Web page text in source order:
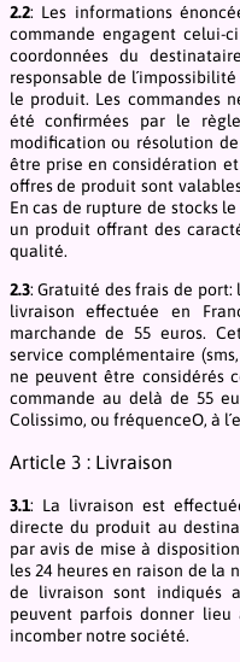
2.2: Les informations
commande engagent celui-
coordonnées du
responsable de
le produit. Les commandes
été confirmées par le
modification ou résolution
être prise en considération
offres de produit sont
En cas de rupture de stocks
un produit offrant des
qualité.
2.3: Gratuité des frais de
livraison effectuée en
marchande de 55 euros.
service complémentaire
ne peuvent être considérés
commande au delà de 55
Colissimo, ou fréquenceO, à
Article 3 : Livraison
3.1: La livraison est
directe du produit au
par avis de mise à
les 24 heures en raison de la
de livraison sont indiqués
peuvent parfois donner
incomber notre société.